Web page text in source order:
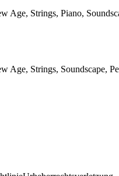
Age, Strings, Piano,
Age, Strings, Soundscape,